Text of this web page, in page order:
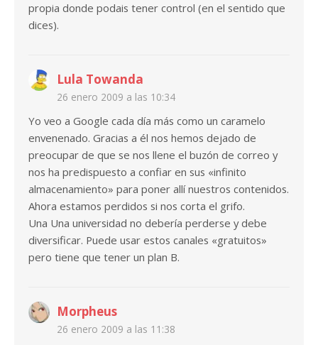
propia donde podais tener control (en el sentido que
dices).
Lula Towanda
26 enero 2009 a las 10:34
Yo veo a Google cada día más como un caramelo
envenenado. Gracias a él nos hemos dejado de
preocupar de que se nos llene el buzón de correo y
nos ha predispuesto a confiar en sus «infinito
almacenamiento» para poner allí nuestros contenidos.
Ahora estamos perdidos si nos corta el grifo.
Una Una universidad no debería perderse y debe
diversificar. Puede usar estos canales «gratuitos»
pero tiene que tener un plan B.
Morpheus
26 enero 2009 a las 11:38